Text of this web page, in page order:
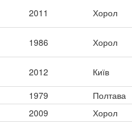
2011 Хорол
1986 Хорол
2012
Київ
1979
Полтава
2009
Хорол